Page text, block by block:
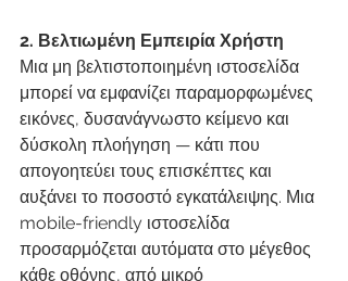
2. Βελτιωμένη Εμπειρία Χρήστη
Μια μη βελτιστοποιημένη ιστοσελίδα
μπορεί να εμφανίζει παραμορφωμένες
εικόνες, δυσανάγνωστο κείμενο και
δύσκολη πλοήγηση — κάτι που
απογοητεύει τους επισκέπτες και
αυξάνει το ποσοστό εγκατάλειψης. Μια
mobile-friendly ιστοσελίδα
προσαρμόζεται αυτόματα στο μέγεθος
κάθε οθόνης, από μικρό